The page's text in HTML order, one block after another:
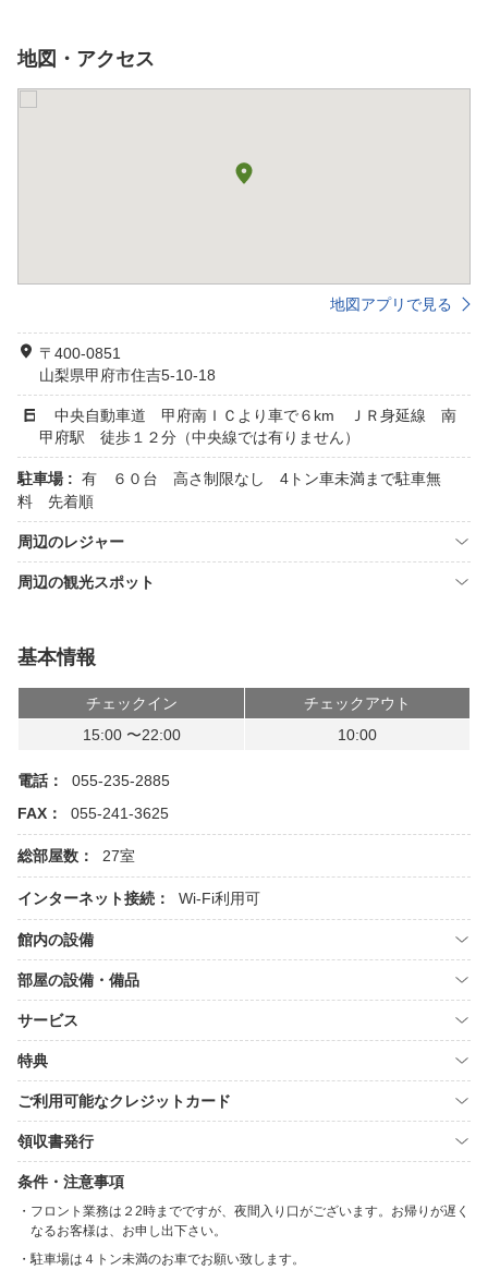
地図・アクセス
地図アプリで見る
〒400-0851
山梨県甲府市住吉5-10-18
中央自動車道 甲府南ＩＣより車で６km ＪＲ身延線 南
甲府駅 徒歩１２分（中央線では有りません）
駐車場 : 有 ６０台 高さ制限なし 4トン車未満まで駐車無
料 先着順
周辺のレジャー
周辺の観光スポット
基本情報
チェックイン
チェックアウト
15:00 〜22:00
10:00
電話：
055-235-2885
FAX：
055-241-3625
総部屋数： 27室
インターネット接続： Wi-Fi利用可
館内の設備
部屋の設備・備品
サービス
特典
ご利用可能なクレジットカード
領収書発行
条件・注意事項
フロント業務は２2時までですが、夜間入り口がございます。お帰りが遅く
なるお客様は、お申し出下さい。
駐車場は４トン未満のお車でお願い致します。